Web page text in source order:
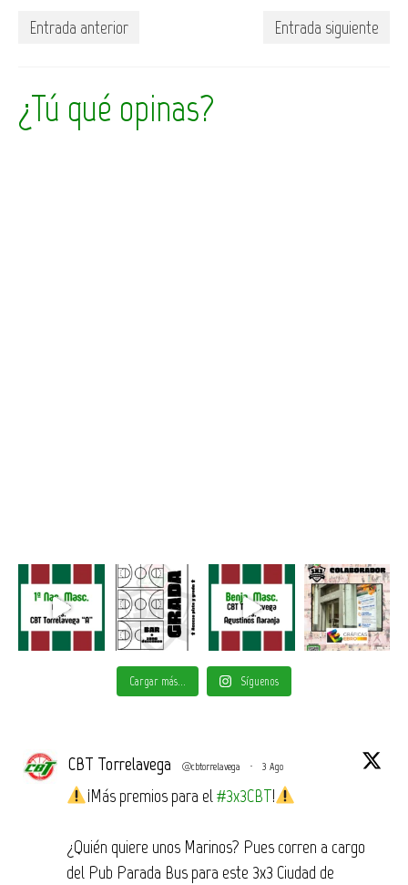
Entrada anterior Entrada siguiente
¿Tú qué opinas?
Cargar más... Síguenos
CBT Torrelavega @cbtorrelavega · 3 Ago
¡Más premios para el #3x3CBT!
¿Quién quiere unos Marinos? Pues corren a cargo
del Pub Parada Bus para este 3x3 Ciudad de